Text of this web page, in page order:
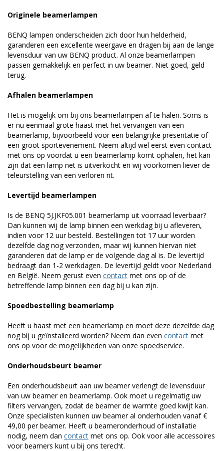
Originele beamerlampen
BENQ lampen onderscheiden zich door hun helderheid,
garanderen een excellente weergave en dragen bij aan de lange
levensduur van uw BENQ product. Al onze beamerlampen
passen gemakkelijk en perfect in uw beamer. Niet goed, geld
terug.
Afhalen beamerlampen
Het is mogelijk om bij ons beamerlampen af te halen. Soms is
er nu eenmaal grote haast met het vervangen van een
beamerlamp, bijvoorbeeld voor een belangrijke presentatie of
een groot sportevenement. Neem altijd wel eerst even contact
met ons op voordat u een beamerlamp komt ophalen, het kan
zijn dat een lamp net is uitverkocht en wij voorkomen liever de
teleurstelling van een verloren rit.
Levertijd beamerlampen
Is de BENQ 5J.JKF05.001 beamerlamp uit voorraad leverbaar?
Dan kunnen wij de lamp binnen een werkdag bij u afleveren,
indien voor 12 uur besteld. Bestellingen tot 17 uur worden
dezelfde dag nog verzonden, maar wij kunnen hiervan niet
garanderen dat de lamp er de volgende dag al is. De levertijd
bedraagt dan 1-2 werkdagen. De levertijd geldt voor Nederland
en België. Neem gerust even contact met ons op of de
betreffende lamp binnen een dag bij u kan zijn.
Spoedbestelling beamerlamp
Heeft u haast met een beamerlamp en moet deze dezelfde dag
nog bij u geïnstalleerd worden? Neem dan even contact met
ons op voor de mogelijkheden van onze spoedservice.
Onderhoudsbeurt beamer
Een onderhoudsbeurt aan uw beamer verlengt de levensduur
van uw beamer en beamerlamp. Ook moet u regelmatig uw
filters vervangen, zodat de beamer de warmte goed kwijt kan.
Onze specialisten kunnen uw beamer al onderhouden vanaf €
49,00 per beamer. Heeft u beameronderhoud of installatie
nodig, neem dan contact met ons op. Ook voor alle accessoires
voor beamers kunt u bij ons terecht.